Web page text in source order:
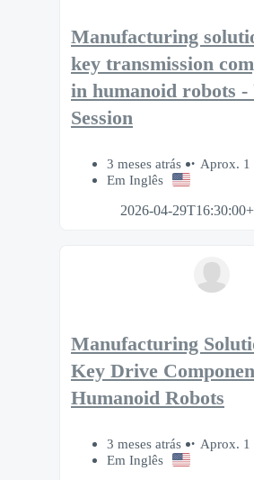
Manufacturing
key transmission
in humanoid robots -
Session
3 meses atrás
Aprox. 1
Em Inglês
2026-04-
Manufacturing
Key Drive
Humanoid Robots
3 meses atrás
Aprox. 1
Em Inglês